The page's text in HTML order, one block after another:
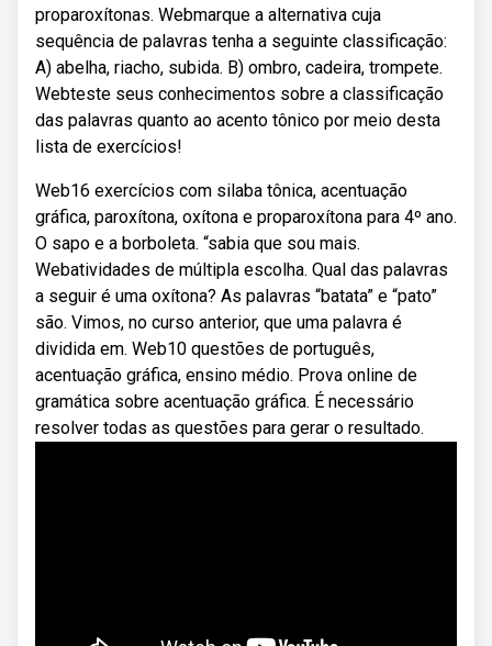
proparoxítonas. Webmarque a alternativa cuja
sequência de palavras tenha a seguinte classificação:
A) abelha, riacho, subida. B) ombro, cadeira, trompete.
Webteste seus conhecimentos sobre a classificação
das palavras quanto ao acento tônico por meio desta
lista de exercícios!
Web16 exercícios com silaba tônica, acentuação
gráfica, paroxítona, oxítona e proparoxítona para 4º ano.
O sapo e a borboleta. “sabia que sou mais.
Webatividades de múltipla escolha. Qual das palavras
a seguir é uma oxítona? As palavras “batata” e “pato”
são. Vimos, no curso anterior, que uma palavra é
dividida em. Web10 questões de português,
acentuação gráfica, ensino médio. Prova online de
gramática sobre acentuação gráfica. É necessário
resolver todas as questões para gerar o resultado.